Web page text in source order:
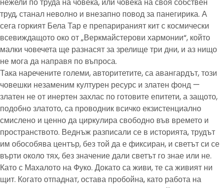
труд, станал неволно и внезапно повод за панегирика. А
сега горкият Бела Тар е препарираният кит с космически
всевиждащото око от „Веркмайстерови хармонии“, който
малки човечета ще разнасят за зрелище три дни, и аз нищо
не мога да направя по въпроса.
Така наречените големи, авторитетите, са авангардът, този
човешки незаменим културен ресурс и златен фонд —
златен не от инертен захлас по готовите епитети, а защото,
подобно златото, са проводник всичко екзистенциално
смислено и ценно да циркулира свободно във времето и
пространството. Веднъж разписали се в историята, трудът
им обособява център, без той да е фиксиран, и светът си се
върти около тях, без значение дали светът го знае или не.
Като с Махалото на Фуко. Докато са живи, те са живият ни
щит. Когато отпаднат, остава пробойна, като работа на